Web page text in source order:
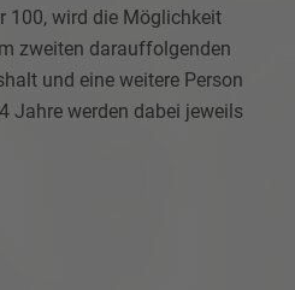
100, wird die Möglichkeit
zweiten darauffolgenden
und eine weitere Person
Jahre werden dabei jeweils